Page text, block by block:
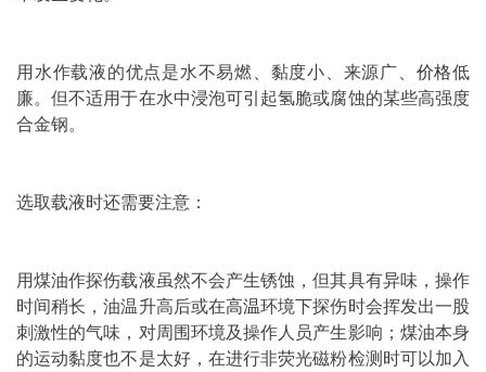
用水作载液的优点是水不易燃、黏度小、来源广、 价格低
廉。但不适用于在水中浸泡可引起氢脆或腐蚀的某些高强度
合金钢。
选取载液时还需要注意：
用煤油作探伤载液虽然不会产生锈蚀，但其具有异味，操作
时间稍长，油温升高后或在高温环境下探伤时会挥发出一股
刺激性的气味，对周围环境及操作人员产生影响；煤油本身
的运动黏度也不是太好，在进行非荧光磁粉检测时可以加入